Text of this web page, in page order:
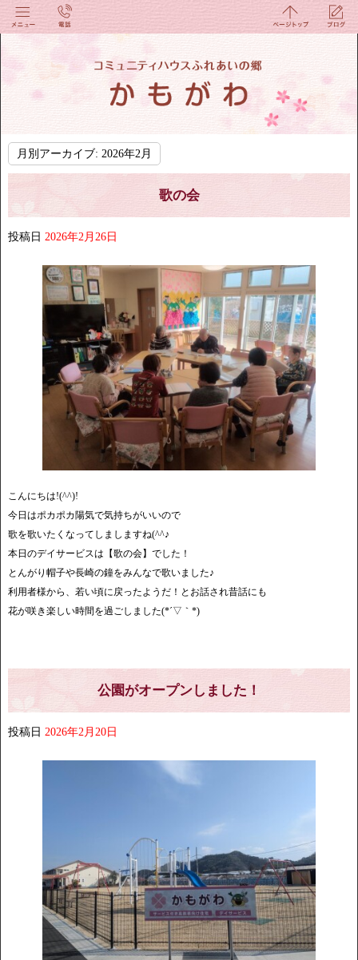
月別アーカイブ: 2026年2月
歌の会
投稿日 2026年2月26日
こんにちは!(^^)!
今日はポカポカ陽気で気持ちがいいので
歌を歌いたくなってしましますね(^^♪
本日のデイサービスは【歌の会】でした！
とんがり帽子や長崎の鐘をみんなで歌いました♪
利用者様から、若い頃に戻ったようだ！とお話され昔話にも
花が咲き楽しい時間を過ごしました(*´▽｀*)
公園がオープンしました！
投稿日 2026年2月20日